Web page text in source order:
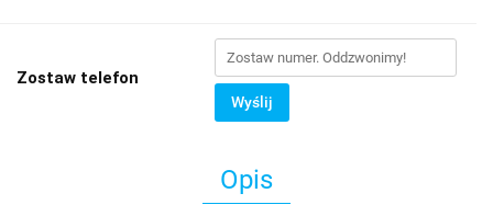
Zostaw telefon
Wyślij
Opis